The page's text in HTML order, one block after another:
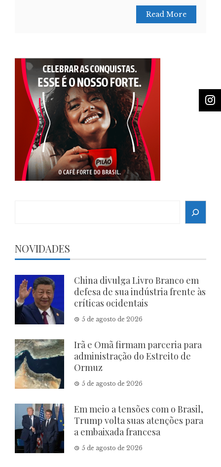
Read More
NOVIDADES
China divulga Livro Branco em
defesa de sua indústria frente às
críticas ocidentais
5 de agosto de 2026
Irã e Omã firmam parceria para
administração do Estreito de
Ormuz
5 de agosto de 2026
Em meio a tensões com o Brasil,
Trump volta suas atenções para
a embaixada francesa
5 de agosto de 2026